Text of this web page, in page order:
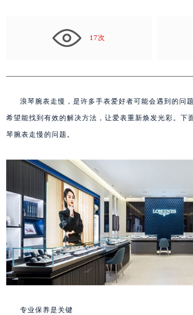
17次
浪琴腕表走慢，是许多手表爱好者可能会遇到的问
希望能找到有效的解决方法，让爱表重新焕发光彩。下
琴腕表走慢的问题。
专业保养是关键